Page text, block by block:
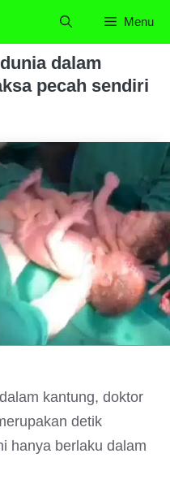
Menu
dalam
pecah sendiri
kantung, doktor
detik
hanya berlaku dalam